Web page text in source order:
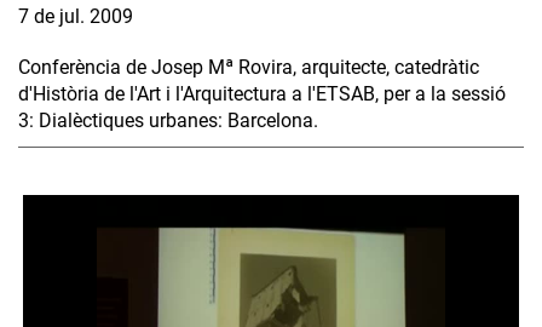
7 de jul. 2009
Conferència de Josep Mª Rovira, arquitecte, catedràtic
d'Història de l'Art i l'Arquitectura a l'ETSAB, per a la sessió
3: Dialèctiques urbanes: Barcelona.